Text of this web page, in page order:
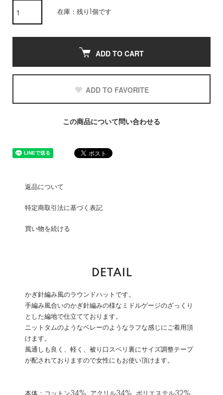
在庫：残り1個です
ADD TO CART
ADD TO FAVORITE
この商品について問い合わせる
返品について
特定商取引法に基づく表記
買い物を続ける
DETAIL
かぎ針編み風のラウンドハットです。
手編み風合いのかぎ針編みの様なミドルゲージのざっくり
とした編地で仕立てております。
ニットタムのようなベレーのようなラフな感じにご着用頂
けます。
風通しも良く、軽く、被り口スベリ裏にサイズ調整テープ
が配されておりますので女性にもお使い頂けます。
本体：コットン34%, アクリル34%, ポリエステル32%